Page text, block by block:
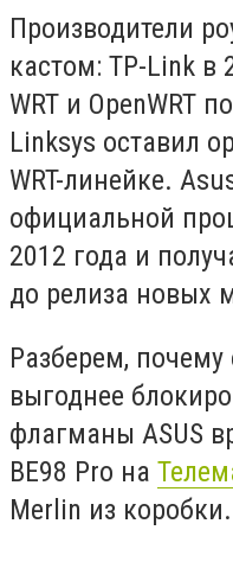
Производители
кастом: TP-Link в
WRT и OpenWRT
Linksys оставил
WRT-линейке.
официальной
2012 года и
до релиза новых
Разберем, почему
выгоднее
флагманы ASUS
BE98 Pro на
Merlin из коробки.